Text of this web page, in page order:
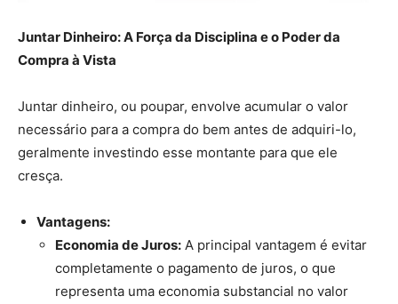
Juntar Dinheiro: A Força da Disciplina e o Poder da
Compra à Vista
Juntar dinheiro, ou poupar, envolve acumular o valor
necessário para a compra do bem antes de adquiri-lo,
geralmente investindo esse montante para que ele
cresça.
Vantagens:
Economia de Juros: A principal vantagem é evitar
completamente o pagamento de juros, o que
representa uma economia substancial no valor